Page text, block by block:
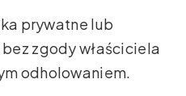
prywatne lub
zgody właściciela
odholowaniem.